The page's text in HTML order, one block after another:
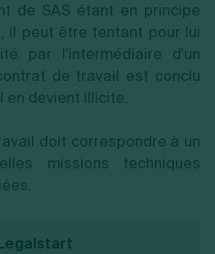
de SAS étant en principe
il peut être tentant pour lui
par l'intermédiaire d'un
de travail est conclu
en devient illicite.
doit correspondre à un
missions techniques